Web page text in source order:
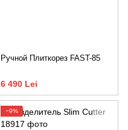
Ручной Плиткорез FAST-85
6 490 Lei
−9%